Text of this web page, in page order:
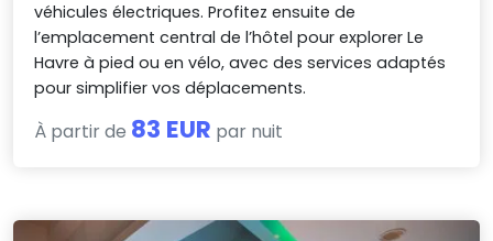
véhicules électriques. Profitez ensuite de
l’emplacement central de l’hôtel pour explorer Le
Havre à pied ou en vélo, avec des services adaptés
pour simplifier vos déplacements.
À partir de 83 EUR par nuit